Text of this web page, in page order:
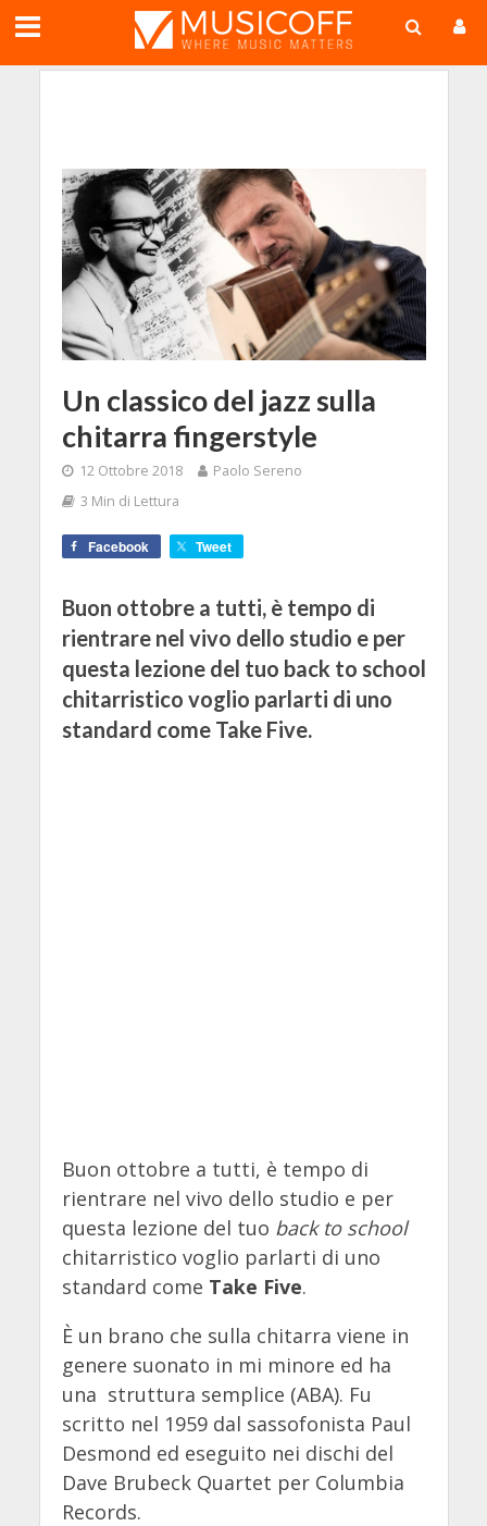
Un classico del jazz sulla
chitarra fingerstyle
12 Ottobre 2018
Paolo Sereno
3 Min di Lettura
Facebook Tweet
Buon ottobre a tutti, è tempo di
rientrare nel vivo dello studio e per
questa lezione del tuo back to school
chitarristico voglio parlarti di uno
standard come Take Five.
Buon ottobre a tutti, è tempo di
rientrare nel vivo dello studio e per
questa lezione del tuo back to school
chitarristico voglio parlarti di uno
standard come Take Five.
È un brano che sulla chitarra viene in
genere suonato in mi minore ed ha
una struttura semplice (ABA). Fu
scritto nel 1959 dal sassofonista Paul
Desmond ed eseguito nei dischi del
Dave Brubeck Quartet per Columbia
Records.